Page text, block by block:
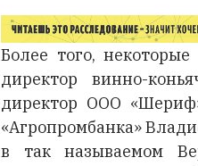
Более того,
директор винно-
директор ООО
«Агропромбанка»
в так называемом